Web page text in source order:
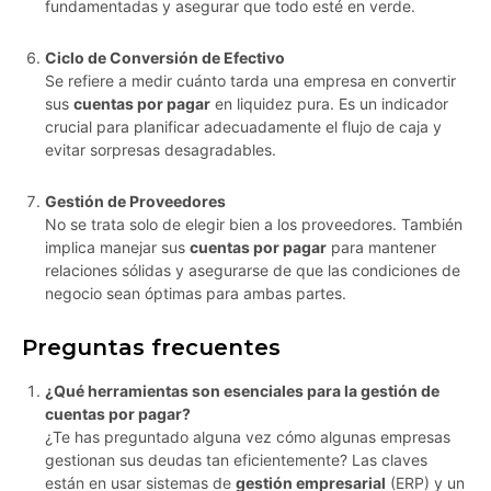
fundamentadas y asegurar que todo esté en verde.
Ciclo de Conversión de Efectivo
Se refiere a medir cuánto tarda una empresa en convertir
sus cuentas por pagar en liquidez pura. Es un indicador
crucial para planificar adecuadamente el flujo de caja y
evitar sorpresas desagradables.
Gestión de Proveedores
No se trata solo de elegir bien a los proveedores. También
implica manejar sus cuentas por pagar para mantener
relaciones sólidas y asegurarse de que las condiciones de
negocio sean óptimas para ambas partes.
Preguntas frecuentes
¿Qué herramientas son esenciales para la gestión de
cuentas por pagar?
¿Te has preguntado alguna vez cómo algunas empresas
gestionan sus deudas tan eficientemente? Las claves
están en usar sistemas de gestión empresarial (ERP) y un